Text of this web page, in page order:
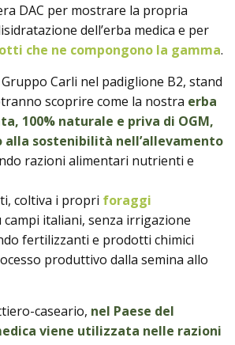
DAC per mostrare la propria
dell’erba medica e per
che ne compongono la gamma.
Carli nel padiglione B2, stand
scoprire come la nostra erba
100% naturale e priva di OGM,
alla sostenibilità nell’allevamento
razioni alimentari nutrienti e
coltiva i propri foraggi
campi italiani, senza irrigazione
fertilizzanti e prodotti chimici
produttivo dalla semina allo
caseario, nel Paese del
viene utilizzata nelle razioni